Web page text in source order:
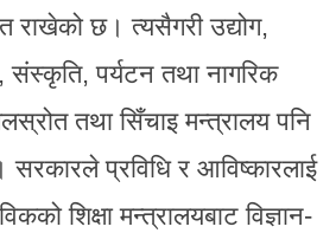
राखेको छ। त्यसैगरी उद्योग,
संस्कृति, पर्यटन तथा नागरिक
तथा सिँचाइ मन्त्रालय पनि
प्रविधि र आविष्कारलाई
शिक्षा मन्त्रालयबाट विज्ञान-